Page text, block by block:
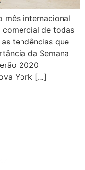
mês internacional
comercial de todas
tendências que
da Semana
2020
York […]